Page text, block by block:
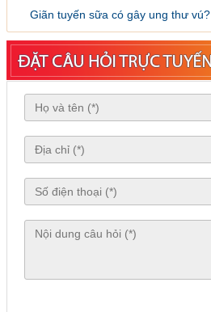
Giãn tuyến sữa có gây ung thư vú?